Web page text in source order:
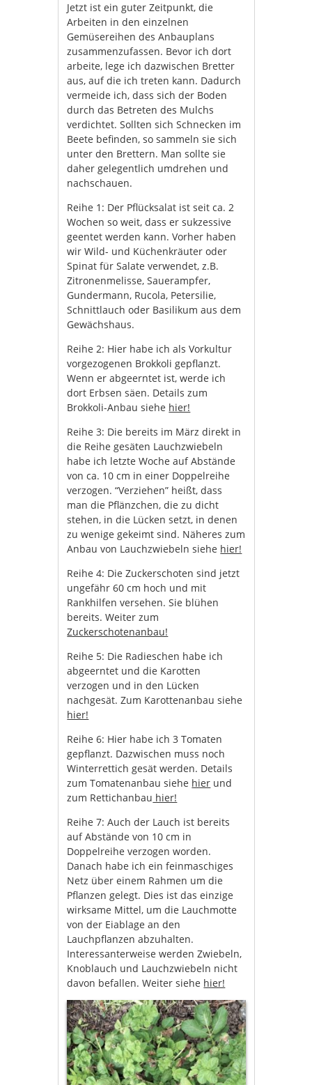
Jetzt ist ein guter Zeitpunkt, die
Arbeiten in den einzelnen
Gemüsereihen des Anbauplans
zusammenzufassen. Bevor ich dort
arbeite, lege ich dazwischen Bretter
aus, auf die ich treten kann. Dadurch
vermeide ich, dass sich der Boden
durch das Betreten des Mulchs
verdichtet. Sollten sich Schnecken im
Beete befinden, so sammeln sie sich
unter den Brettern. Man sollte sie
daher gelegentlich umdrehen und
nachschauen.
Reihe 1: Der Pflücksalat ist seit ca. 2
Wochen so weit, dass er sukzessive
geentet werden kann. Vorher haben
wir Wild- und Küchenkräuter oder
Spinat für Salate verwendet, z.B.
Zitronenmelisse, Sauerampfer,
Gundermann, Rucola, Petersilie,
Schnittlauch oder Basilikum aus dem
Gewächshaus.
Reihe 2: Hier habe ich als Vorkultur
vorgezogenen Brokkoli gepflanzt.
Wenn er abgeerntet ist, werde ich
dort Erbsen säen. Details zum
Brokkoli-Anbau siehe hier!
Reihe 3: Die bereits im März direkt in
die Reihe gesäten Lauchzwiebeln
habe ich letzte Woche auf Abstände
von ca. 10 cm in einer Doppelreihe
verzogen. “Verziehen” heißt, dass
man die Pflänzchen, die zu dicht
stehen, in die Lücken setzt, in denen
zu wenige gekeimt sind. Näheres zum
Anbau von Lauchzwiebeln siehe hier!
Reihe 4: Die Zuckerschoten sind jetzt
ungefähr 60 cm hoch und mit
Rankhilfen versehen. Sie blühen
bereits. Weiter zum
Zuckerschotenanbau!
Reihe 5: Die Radieschen habe ich
abgeerntet und die Karotten
verzogen und in den Lücken
nachgesät. Zum Karottenanbau siehe
hier!
Reihe 6: Hier habe ich 3 Tomaten
gepflanzt. Dazwischen muss noch
Winterrettich gesät werden. Details
zum Tomatenanbau siehe hier und
zum Rettichanbau hier!
Reihe 7: Auch der Lauch ist bereits
auf Abstände von 10 cm in
Doppelreihe verzogen worden.
Danach habe ich ein feinmaschiges
Netz über einem Rahmen um die
Pflanzen gelegt. Dies ist das einzige
wirksame Mittel, um die Lauchmotte
von der Eiablage an den
Lauchpflanzen abzuhalten.
Interessanterweise werden Zwiebeln,
Knoblauch und Lauchzwiebeln nicht
davon befallen. Weiter siehe hier!